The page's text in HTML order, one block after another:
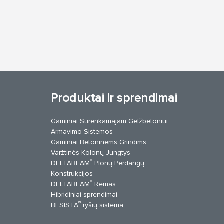
Produktai ir sprendimai
Gaminiai Surenkamajam Gelžbetoniui
Armavimo Sistemos
Gaminiai Betoninėms Grindims
Varžtinės Kolonų Jungtys
DELTABEAM® Plonų Perdangų
Konstrukcijos
DELTABEAM® Rėmas
Hibridiniai sprendimai
BESISTA® ryšių sistema
Kontaktai